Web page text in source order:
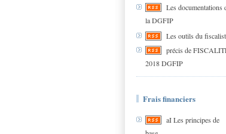
Les documentations
la DGFIP
Les outils du
précis de
2018 DGFIP
Frais financiers
aI Les principes de